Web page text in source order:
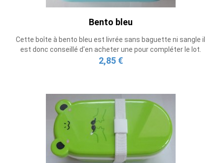
Bento bleu
Cette boîte à bento bleu est livrée sans baguette ni sangle il
est donc conseillé d'en acheter une pour compléter le lot.
2,85 €